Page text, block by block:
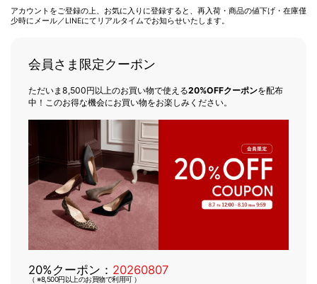
アカウントをご登録の上、お気に入りに登録すると、再入荷・商品の値下げ・在庫僅
少時にメール／LINEにてリアルタイムでお知らせいたします。
会員さま限定クーポン
ただいま8,500円以上のお買い物で使える20%OFFクーポンを配布
中！このお得な機会にお買い物をお楽しみください。
20%クーポン： 20260807
（ ※8,500円以上のお買物で利用可 ）